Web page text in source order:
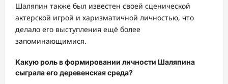
Шаляпин также был известен своей сценической
актерской игрой и харизматичной личностью, что
делало его выступления ещё более
запоминающимися.
Какую роль в формировании личности Шаляпина
сыграла его деревенская среда?